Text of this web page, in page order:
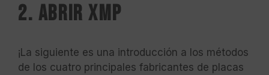
2. Abrir XMP
¡La siguiente es una introducción a los métodos
de los cuatro principales fabricantes de placas